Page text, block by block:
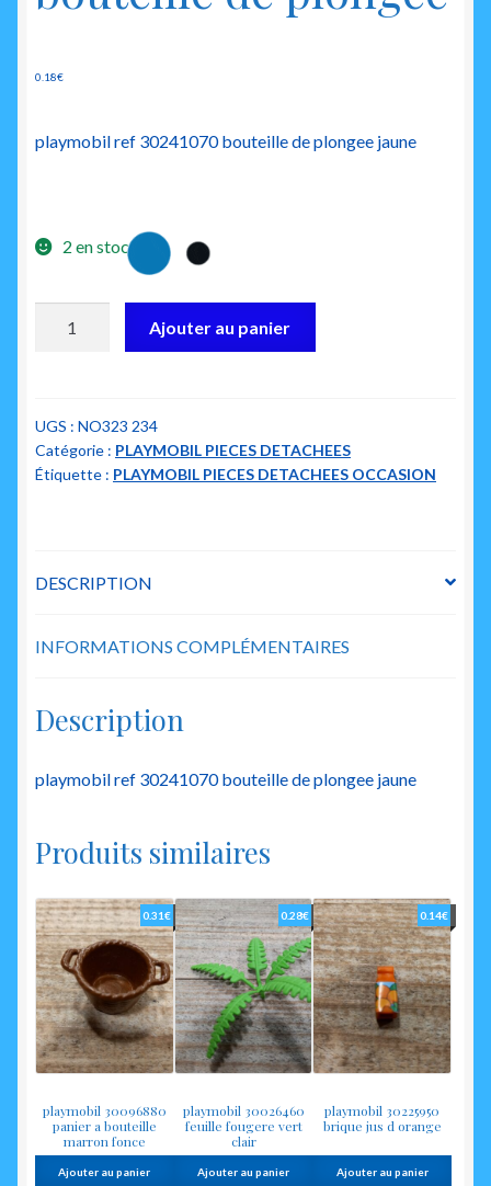
0.18€
playmobil ref 30241070 bouteille de plongee jaune
2 en stock
bouteille
de
plongee
Ajouter au panier
UGS : NO323 234
Catégorie : PLAYMOBIL PIECES DETACHEES
Étiquette : PLAYMOBIL PIECES DETACHEES OCCASION
DESCRIPTION
INFORMATIONS COMPLÉMENTAIRES
Description
playmobil ref 30241070 bouteille de plongee jaune
Produits similaires
playmobil 30096880
panier a bouteille
marron fonce
0.31€
Ajouter au panier
playmobil 30026460
feuille fougere vert
clair
0.28€
Ajouter au panier
playmobil 30225950
brique jus d orange
0.14€
Ajouter au panier